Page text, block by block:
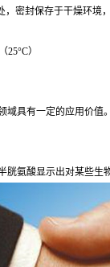
密封保存于干燥环境
25°C）
域具有一定的应用价
胱氨酸显示出对某些